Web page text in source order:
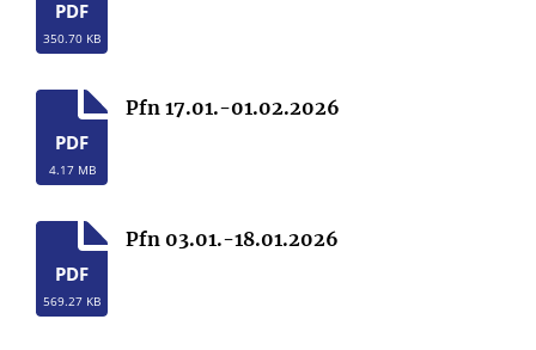
PDF
350.70 KB
PDF
4.17 MB
Pfn 17.01.-01.02.2026
PDF
569.27 KB
Pfn 03.01.-18.01.2026